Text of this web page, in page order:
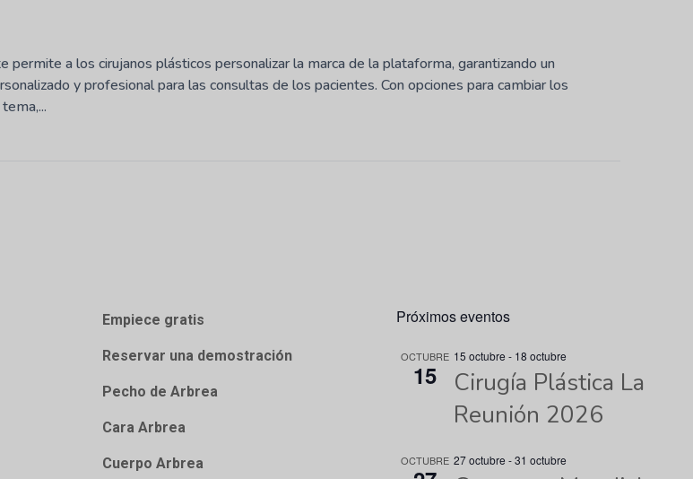
permite a los cirujanos plásticos personalizar la marca de la plataforma, garantizando un
y profesional para las consultas de los pacientes. Con opciones para cambiar los
Empiece gratis
Reservar una demostración
Pecho de Arbrea
Cara Arbrea
Cuerpo Arbrea
Próximos eventos
OCTUBRE
15
15 octubre - 18 octubre
Cirugía Plástica La
Reunión 2026
OCTUBRE 27 octubre -31 octubre